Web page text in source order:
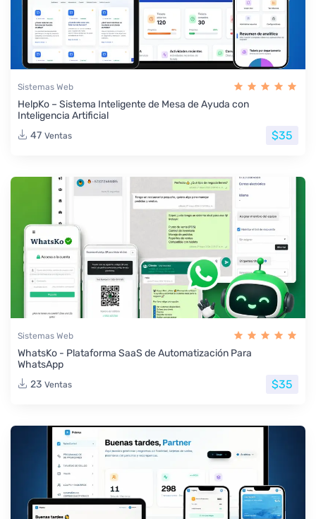
Sistemas Web
HelpKo – Sistema Inteligente de Mesa de Ayuda con
Inteligencia Artificial
47 Ventas $35
Sistemas Web
WhatsKo - Plataforma SaaS de Automatización Para
WhatsApp
23 Ventas $35